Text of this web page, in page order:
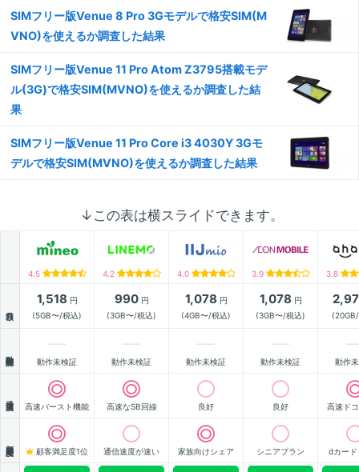
SIMフリー版Venue 8 Pro 3Gモデルで格安SIM(M
VNO)を使えるか調査した結果
SIMフリー版Venue 11 Pro Atom Z3795搭載モデ
ル(3G)で格安SIM(MVNO)を使えるか調査した結
果
SIMフリー版Venue 11 Pro Core i3 4030Y 3Gモ
デルで格安SIM(MVNO)を使えるか調査した結果
↓この表は横スライドできます。
4.5 4.2 4.0 3.9 3.8
1,518 円
(5GB〜/税込)
990円
(3GB〜/税込)
1,078 円
(4GB〜/税込)
1,078 円
(3GB〜/税込)
動作未検証 動作未検証 動作未検証 動作未検証 動作
高速バースト機能 高速なSB回線 良好 良好 高速ド
顧客満足度1位 通信速度が速い 家族向けシェア シニアプラン dカード